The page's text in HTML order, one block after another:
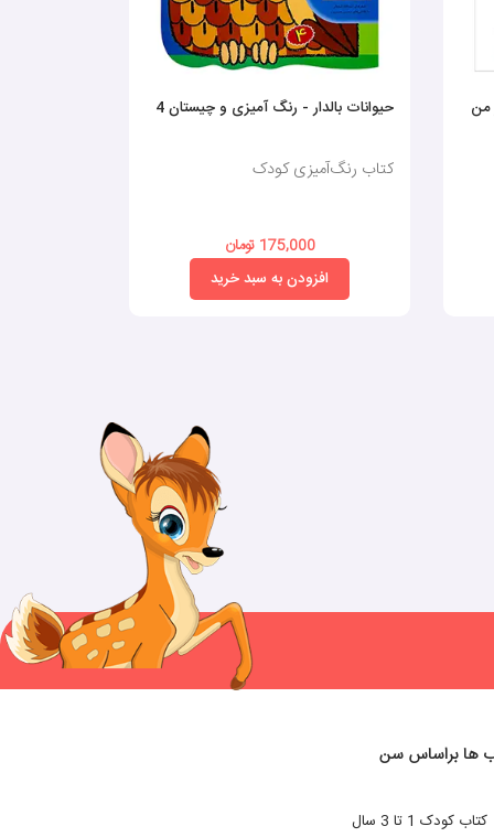
من
حیوانات بالدار - رنگ آمیزی و چیستان 4
کتاب رنگ‌آمیزی کودک
175,000 تومان
افزودن به سبد خرید
ها براساس سن
کتاب کودک 1 تا 3 سال